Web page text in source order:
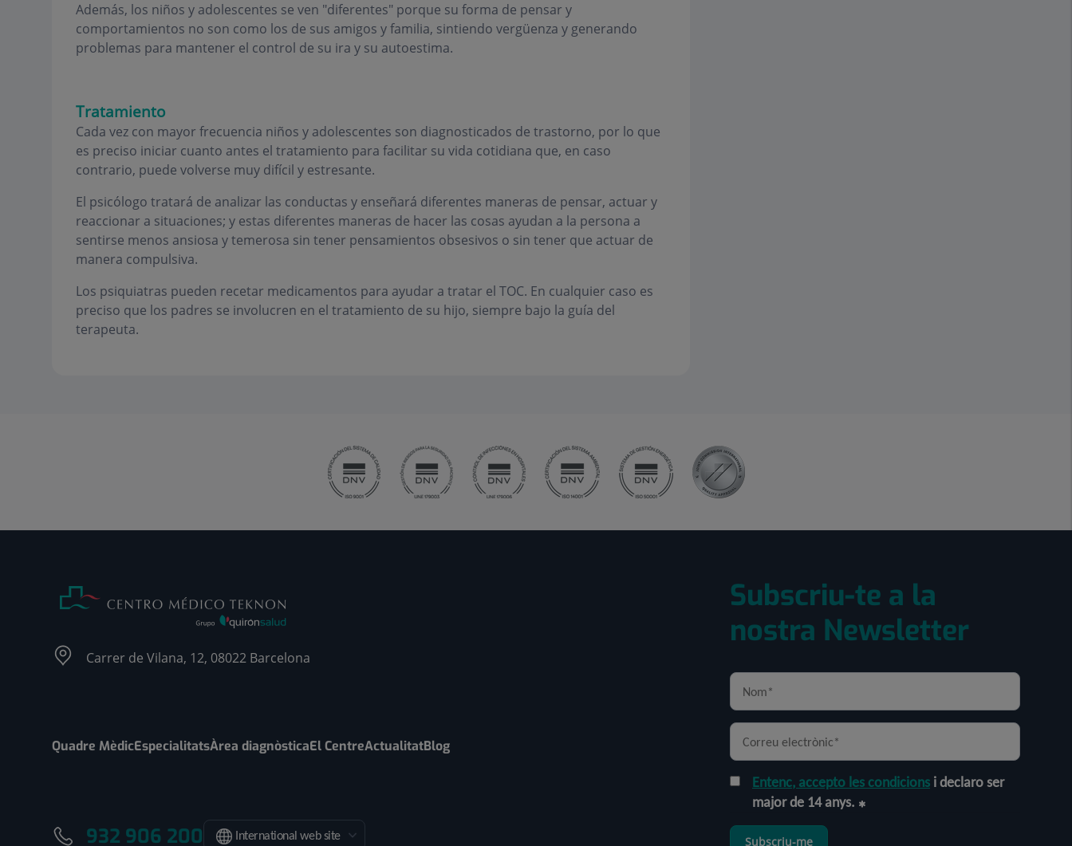
Además, los niños y adolescentes se ven "diferentes" porque su forma de pensar y
comportamientos no son como los de sus amigos y familia, sintiendo vergüenza y generando
problemas para mantener el control de su ira y su autoestima.
Tratamiento
Cada vez con mayor frecuencia niños y adolescentes son diagnosticados de trastorno, por lo que
es preciso iniciar cuanto antes el tratamiento para facilitar su vida cotidiana que, en caso
contrario, puede volverse muy difícil y estresante.
El psicólogo tratará de analizar las conductas y enseñará diferentes maneras de pensar, actuar y
reaccionar a situaciones; y estas diferentes maneras de hacer las cosas ayudan a la persona a
sentirse menos ansiosa y temerosa sin tener pensamientos obsesivos o sin tener que actuar de
manera compulsiva.
Los psiquiatras pueden recetar medicamentos para ayudar a tratar el TOC. En cualquier caso es
preciso que los padres se involucren en el tratamiento de su hijo, siempre bajo la guía del
terapeuta.
Carrer de Vilana, 12, 08022 Barcelona
Quadre MèdicEspecialitatsÀrea diagnòsticaEl CentreActualitatBlog
932 906 200 International web site
Subscriu-te a la
nostra Newsletter
Entenc, accepto les condicions i declaro ser
major de 14 anys.
Subscriu-me